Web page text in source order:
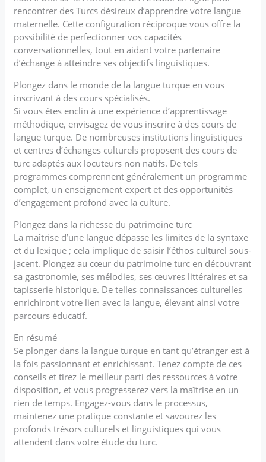
rencontrer des Turcs désireux d’apprendre votre langue
maternelle. Cette configuration réciproque vous offre la
possibilité de perfectionner vos capacités
conversationnelles, tout en aidant votre partenaire
d’échange à atteindre ses objectifs linguistiques.
Plongez dans le monde de la langue turque en vous
inscrivant à des cours spécialisés.
Si vous êtes enclin à une expérience d’apprentissage
méthodique, envisagez de vous inscrire à des cours de
langue turque. De nombreuses institutions linguistiques
et centres d’échanges culturels proposent des cours de
turc adaptés aux locuteurs non natifs. De tels
programmes comprennent généralement un programme
complet, un enseignement expert et des opportunités
d’engagement profond avec la culture.
Plongez dans la richesse du patrimoine turc
La maîtrise d’une langue dépasse les limites de la syntaxe
et du lexique ; cela implique de saisir l’éthos culturel sous-
jacent. Plongez au cœur du patrimoine turc en découvrant
sa gastronomie, ses mélodies, ses œuvres littéraires et sa
tapisserie historique. De telles connaissances culturelles
enrichiront votre lien avec la langue, élevant ainsi votre
parcours éducatif.
En résumé
Se plonger dans la langue turque en tant qu’étranger est à
la fois passionnant et enrichissant. Tenez compte de ces
conseils et tirez le meilleur parti des ressources à votre
disposition, et vous progresserez vers la maîtrise en un
rien de temps. Engagez-vous dans le processus,
maintenez une pratique constante et savourez les
profonds trésors culturels et linguistiques qui vous
attendent dans votre étude du turc.